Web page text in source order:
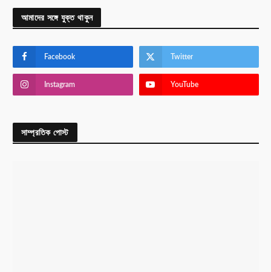
আমাদের সঙ্গে যুক্ত থাকুন
Facebook Twitter
Instagram YouTube
সাম্প্রতিক পোস্ট